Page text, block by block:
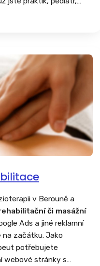
v Berouně a
či masážní
Ads a jiné reklamní
začátku. Jako
potřebujete
webové stránky s